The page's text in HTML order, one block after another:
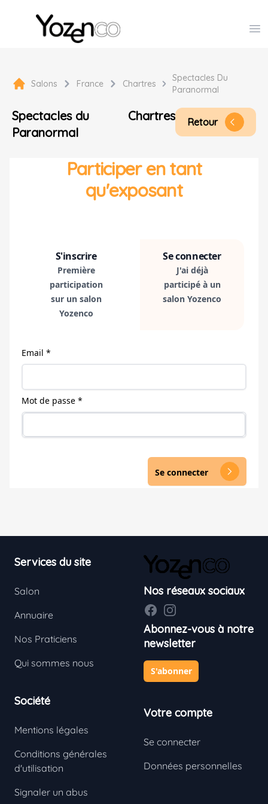
Yozenco - Organisateur de Salons, Evénements et
Salons France Chartres
Spectacles Du
Paranormal
Spectacles du
Paranormal
Chartres Retour arrow_back_ios
Participer en tant
qu'exposant
Première
participation
sur un salon
Yozenco
S'inscrire
J'ai déjà
participé à un
salon Yozenco
Se connecter
Email *
Mot de passe *
Se connecter arrow_forward_ios
Services du site
Salon
Annuaire
Nos Praticiens
Qui sommes nous
Société
Mentions légales
Conditions générales
d'utilisation
Signaler un abus
Nos réseaux sociaux
FacebookInstagram
Abonnez-vous à notre
newsletter
S'abonner
Votre compte
Se connecter
Données personnelles